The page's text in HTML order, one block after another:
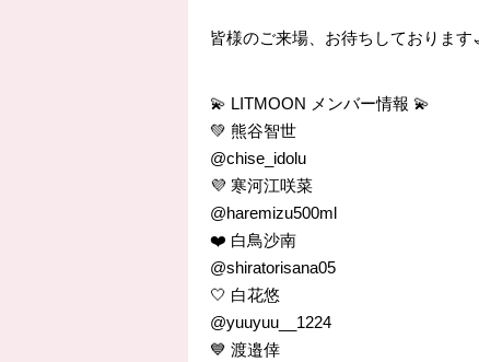
皆様のご来場、お待ちしております
💫 LITMOON メンバー情報 💫
💚 熊谷智世
@chise_idolu
💜 寒河江咲菜
@haremizu500ml
❤️ 白鳥沙南
@shiratorisana05
🤍 白花悠
@yuuyuu__1224
💙 渡邉倖